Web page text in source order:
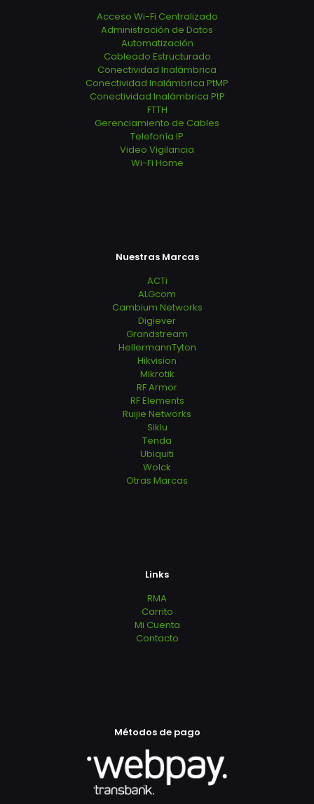
Acceso Wi-Fi Centralizado
Administración de Datos
Automatización
Cableado Estructurado
Conectividad Inalámbrica
Conectividad Inalámbrica PtMP
Conectividad Inalámbrica PtP
FTTH
Gerenciamiento de Cables
Telefonía IP
Video Vigilancia
Wi-Fi Home
Nuestras Marcas
ACTi
ALGcom
Cambium Networks
Digiever
Grandstream
HellermannTyton
Hikvision
Mikrotik
RF Armor
RF Elements
Ruijie Networks
Siklu
Tenda
Ubiquiti
Wolck
Otras Marcas
Links
RMA
Carrito
Mi Cuenta
Contacto
Métodos de pago